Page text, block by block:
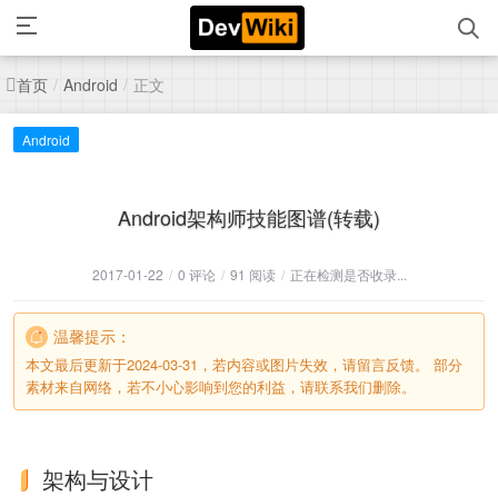
首页 / Android / 正文
Android
Android架构师技能图谱(转载)
2017-01-22 / 0 评论 / 91 阅读 / 正在检测是否收录...
温馨提示：
本文最后更新于2024-03-31，若内容或图片失效，请留言反馈。 部分
素材来自网络，若不小心影响到您的利益，请联系我们删除。
架构与设计